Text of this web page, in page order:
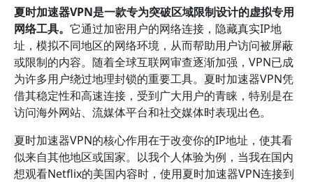
夏时加速器VPN是一款专为突破区域限制设计的虚拟专用
网络工具。 它通过加密用户的网络连接，隐藏真实IP地
址，模拟不同地区的网络环境，从而帮助用户访问被屏蔽
或限制的内容。随着全球互联网审查逐渐加强，VPN已成
为许多用户绕过地理封锁的重要工具。夏时加速器VPN凭
借其稳定性和高速连接，受到广大用户的青睐，特别是在
访问海外网站、流媒体平台和社交媒体时表现出色。
夏时加速器VPN的核心作用在于改变你的IP地址，使其看
似来自其他地区或国家。以我个人体验为例，当我在国内
想观看Netflix的美国内容时，使用夏时加速器VPN连接到